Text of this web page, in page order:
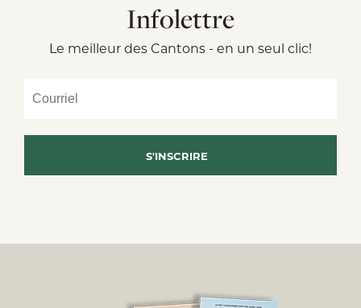
Infolettre
Le meilleur des Cantons - en un seul clic!